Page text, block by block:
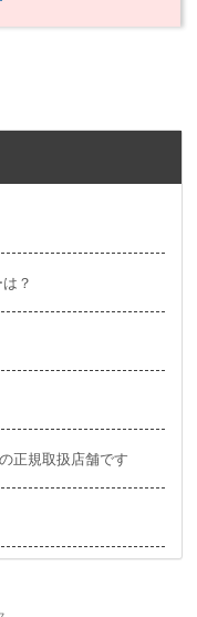
？
正規取扱店舗です